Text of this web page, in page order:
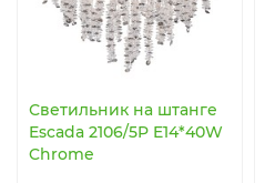
Светильник на штанге
Escada 2106/5P E14*40W
Chrome